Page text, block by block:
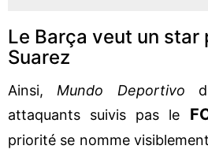
Le Barça veut un star
Suarez
Ainsi, Mundo Deportivo
attaquants suivis pas le
priorité se nomme visiblement